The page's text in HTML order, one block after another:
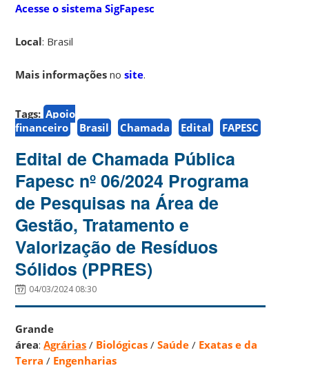
Acesse o sistema SigFapesc
Local: Brasil
Mais informações nosite.
Tags: Apoio
financeiro
Brasil Chamada Edital FAPESC
Edital de Chamada Pública
Fapesc nº 06/2024 Programa
de Pesquisas na Área de
Gestão, Tratamento e
Valorização de Resíduos
Sólidos (PPRES)
04/03/2024 08:30
Grande
área:Agrárias / Biológicas /Saúde / Exatas e da
Terra / Engenharias